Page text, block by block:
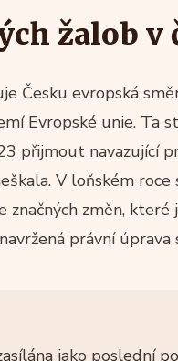
žalob v
Česku evropská
Evropské unie. Ta
přijmout navazující
V loňském
změn,
právní úprava
jako poslední